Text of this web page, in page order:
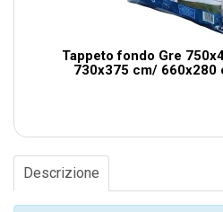
Tappeto fondo Gre
730x375 cm/ 660x280
Descrizione